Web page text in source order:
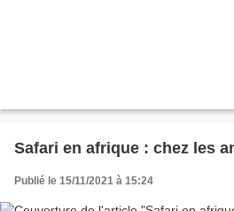
Safari en afrique : chez les
Publié le 15/11/2021 à 15:24